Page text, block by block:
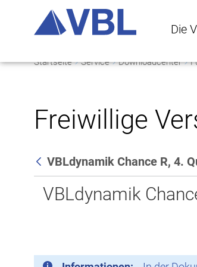
Die
Die
Startseite Service Downloadcenter
Freiwillige
Zurück
VBLdynamik Chance R, 4.
VBLdynamik